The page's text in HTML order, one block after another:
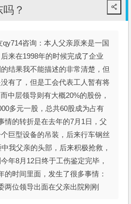
？
qy714咨询：本人父亲原来是一国
来在1998年的时候完成了企业
结果我不能描述的非常清楚，但
有了，但是工会代表工人暂有将
中层领导则有大概20%的股份，
多元一股，总共60股成为占有
情的转折是在去年的7月1日，父
巨型设备的吊装，后来行车钢丝
我父亲的头部，后来积极抢救，
年8月12日终于工伤鉴定完毕，
的时间里面，发生了很多事情：
两位领导出面在父亲出院刚刚